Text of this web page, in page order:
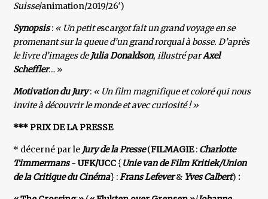
Suisse/animation/2019/26′)
Synopsis: « Un petit escargot fait un grand voyage en se
promenant sur la queue d’un grand rorqual à bosse. D’après
le livre d’images deJulia Donaldson, illustré parAxel
Scheffler… »
Motivation du Jury: « Un film magnifique et coloré qui nous
invite à découvrir le monde et avec curiosité ! »
*** PRIX DE LA PRESSE
* décerné par le Jury de la Presse(FILMAGIE: Charlotte
Timmermans-UFK/UCC {Unie van de Film Kritiek/Union
de la Critique du Cinéma} :Frans Lefever& Yves Calbert) :